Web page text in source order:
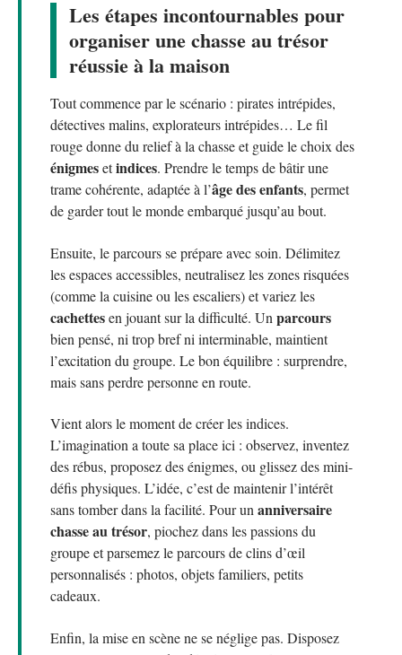
Les étapes incontournables pour
organiser une chasse au trésor
réussie à la maison
Tout commence par le scénario : pirates intrépides,
détectives malins, explorateurs intrépides… Le fil
rouge donne du relief à la chasse et guide le choix des
énigmesetindices. Prendre le temps de bâtir une
trame cohérente, adaptée à l’âge des enfants, permet
de garder tout le monde embarqué jusqu’au bout.
Ensuite, le parcours se prépare avec soin. Délimitez
les espaces accessibles, neutralisez les zones risquées
(comme la cuisine ou les escaliers) et variez les
cachettesen jouant sur la difficulté. Un parcours
bien pensé, ni trop bref ni interminable, maintient
l’excitation du groupe. Le bon équilibre : surprendre,
mais sans perdre personne en route.
Vient alors le moment de créer les indices.
L’imagination a toute sa place ici : observez, inventez
des rébus, proposez des énigmes, ou glissez des mini-
défis physiques. L’idée, c’est de maintenir l’intérêt
sans tomber dans la facilité. Pour un anniversaire
chasse au trésor, piochez dans les passions du
groupe et parsemez le parcours de clins d’œil
personnalisés : photos, objets familiers, petits
cadeaux.
Enfin, la mise en scène ne se néglige pas. Disposez